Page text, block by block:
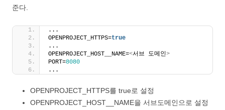
준다.
...
OPENPROJECT_HTTPS=true
...
OPENPROJECT_HOST__NAME=<서브 도메인>
PORT=8080
...
OPENPROJECT_HTTPS를 true로 설정
OPENPROJECT_HOST__NAME을 서브도메인으로 설정